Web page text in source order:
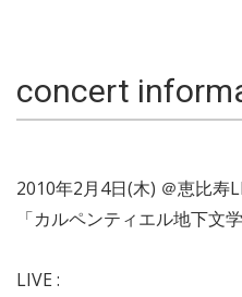
concert
2010年2月4日(木) ＠恵比寿
「カルペンティエル地下文学
LIVE :